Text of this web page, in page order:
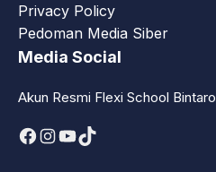
Privacy Policy
Pedoman Media Siber
Media Social
Akun Resmi Flexi School Bintaro
Facebook
Instagram
YouTube
TikTok